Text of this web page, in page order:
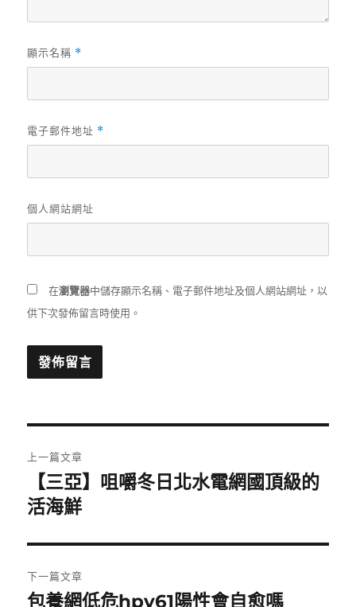
顯示名稱 *
電子郵件地址 *
個人網站網址
在瀏覽器中儲存顯示名稱、電子郵件地址及個人網站網址，以
供下次發佈留言時使用。
章
導
覽
上一篇文章
一
文
章:
【三亞】咀嚼冬日北水電網國頂級的
活海鮮
下一篇文章
下
包養網低危hpv61陽性會自愈嗎